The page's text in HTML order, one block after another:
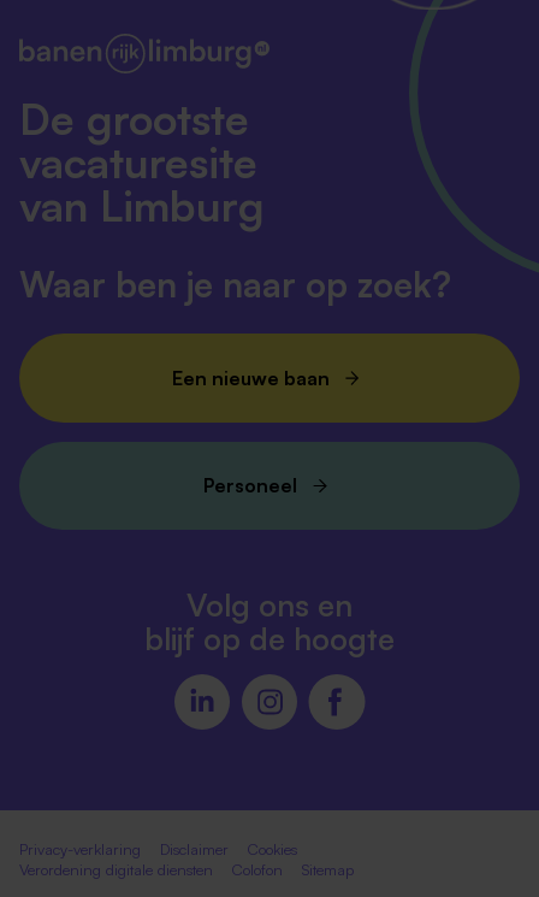
De grootste
vacaturesite
van Limburg
Waar ben je naar op zoek?
Een nieuwe baan
Personeel
Volg ons en
blijf op de hoogte
Privacy-verklaring Disclaimer
Cookies
Verordening digitale diensten
Colofon Sitemap